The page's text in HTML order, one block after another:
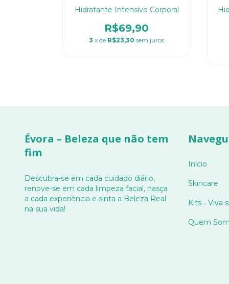
Hidratante Intensivo Corporal
R$69,90
3 x de R$23,30 sem juros
Évora – Beleza que não tem
fim
Descubra-se em cada cuidado diário,
renove-se em cada limpeza facial, nasça
a cada experiência e sinta a Beleza Real
na sua vida!
Início
Skincare
Kits - Viva
Quem